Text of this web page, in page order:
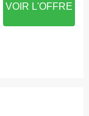
VOIR L'OFFRE